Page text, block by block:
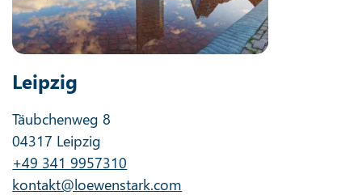
Leipzig
Täubchenweg 8
04317 Leipzig
+49 341 9957310
kontakt@loewenstark.com